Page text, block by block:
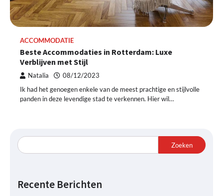
ACCOMMODATIE
Beste Accommodaties in Rotterdam: Luxe
Verblijven met Stijl
Natalia 08/12/2023
Ik had het genoegen enkele van de meest prachtige en stijlvolle
panden in deze levendige stad te verkennen. Hier wil…
Zoeken
Recente Berichten